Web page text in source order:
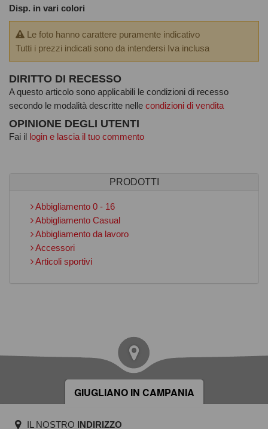
Disp. in vari colori
Le foto hanno carattere puramente indicativo
Tutti i prezzi indicati sono da intendersi Iva inclusa
DIRITTO DI RECESSO
A questo articolo sono applicabili le condizioni di recesso
secondo le modalità descritte nelle condizioni di vendita
OPINIONE DEGLI UTENTI
Fai il login e lascia il tuo commento
PRODOTTI
Abbigliamento 0 - 16
Abbigliamento Casual
Abbigliamento da lavoro
Accessori
Articoli sportivi
GIUGLIANO IN CAMPANIA
IL NOSTRO INDIRIZZO